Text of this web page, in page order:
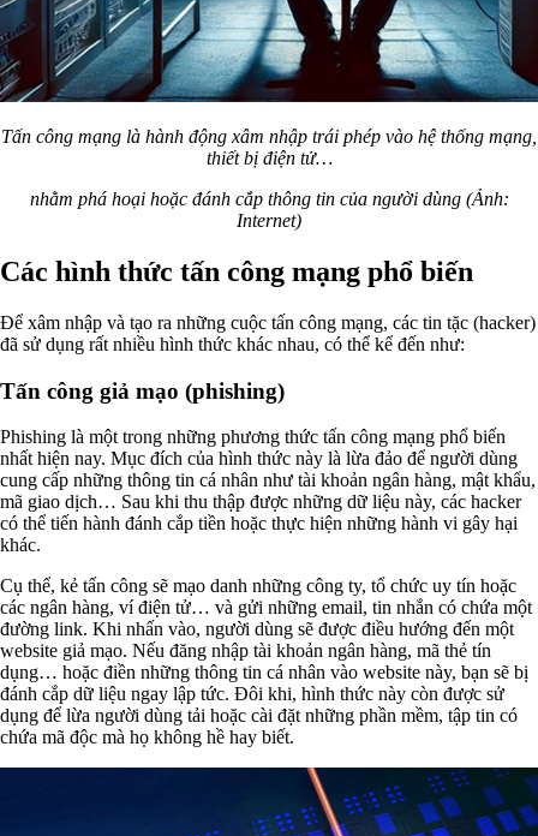
Tấn công mạng là hành động xâm nhập trái phép vào hệ thống mạng,
thiết bị điện tử…
nhằm phá hoại hoặc đánh cắp thông tin của người dùng (Ảnh:
Internet)
Các hình thức tấn công mạng phổ biến
Để xâm nhập và tạo ra những cuộc tấn công mạng, các tin tặc (hacker)
đã sử dụng rất nhiều hình thức khác nhau, có thể kể đến như:
Tấn công giả mạo (phishing)
Phishing là một trong những phương thức tấn công mạng phổ biến
nhất hiện nay. Mục đích của hình thức này là lừa đảo để người dùng
cung cấp những thông tin cá nhân như tài khoản ngân hàng, mật khẩu,
mã giao dịch… Sau khi thu thập được những dữ liệu này, các hacker
có thể tiến hành đánh cắp tiền hoặc thực hiện những hành vi gây hại
khác.
Cụ thể, kẻ tấn công sẽ mạo danh những công ty, tổ chức uy tín hoặc
các ngân hàng, ví điện tử… và gửi những email, tin nhắn có chứa một
đường link. Khi nhấn vào, người dùng sẽ được điều hướng đến một
website giả mạo. Nếu đăng nhập tài khoản ngân hàng, mã thẻ tín
dụng… hoặc điền những thông tin cá nhân vào website này, bạn sẽ bị
đánh cắp dữ liệu ngay lập tức. Đôi khi, hình thức này còn được sử
dụng để lừa người dùng tải hoặc cài đặt những phần mềm, tập tin có
chứa mã độc mà họ không hề hay biết.